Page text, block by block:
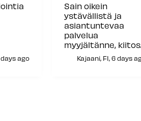
days ago
Osaava ja
ystävällinen palvelu
1 week